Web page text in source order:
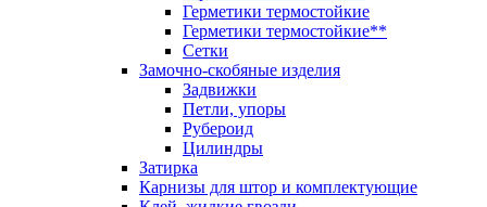
Герметики термостойкие
Герметики термостойкие**
Сетки
Замочно-скобяные изделия
Задвижки
Петли, упоры
Рубероид
Цилиндры
Затирка
Карнизы для штор и комплектующие